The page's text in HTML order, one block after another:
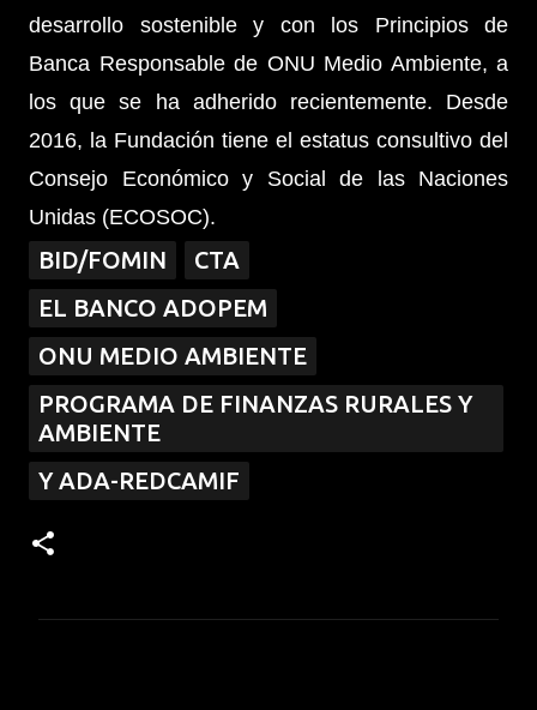
desarrollo sostenible y con los Principios de
Banca Responsable de ONU Medio Ambiente, a
los que se ha adherido recientemente. Desde
2016, la Fundación tiene el estatus consultivo del
Consejo Económico y Social de las Naciones
Unidas (ECOSOC).
BID/FOMIN
CTA
EL BANCO ADOPEM
ONU MEDIO AMBIENTE
PROGRAMA DE FINANZAS RURALES Y
AMBIENTE
Y ADA-REDCAMIF